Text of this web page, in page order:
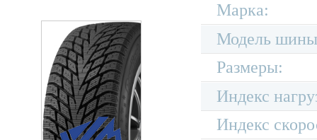
Марка:
Модель
Размеры:
Индекс
Индекс